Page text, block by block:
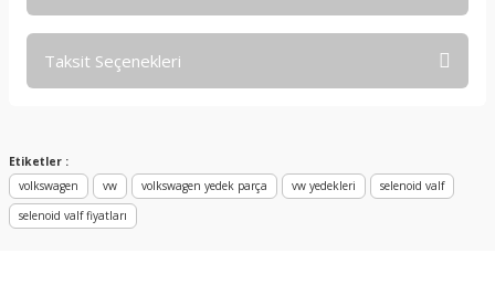
Taksit Seçenekleri
Etiketler :
volkswagen
vw volkswagen yedek parça vw yedekleri
selenoid valf
selenoid valf fiyatları